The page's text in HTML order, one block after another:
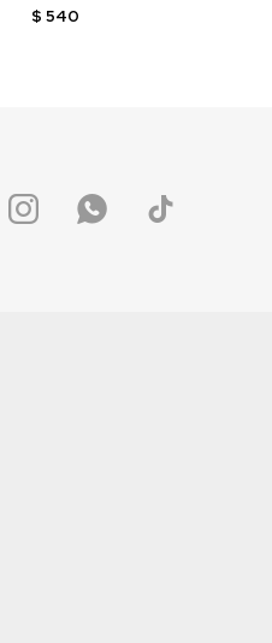
$ 540
  